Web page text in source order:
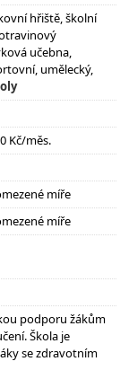
hřiště, školní
učebna,
umělecký,
Kč/měs.
míře
míře
podporu žákům
Škola je
se zdravotním